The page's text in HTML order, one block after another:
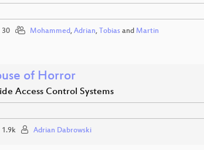
30 Mohammed, Adrian, Tobiasand Martin
of Horror
Access Control Systems
1.9k Adrian Dabrowski